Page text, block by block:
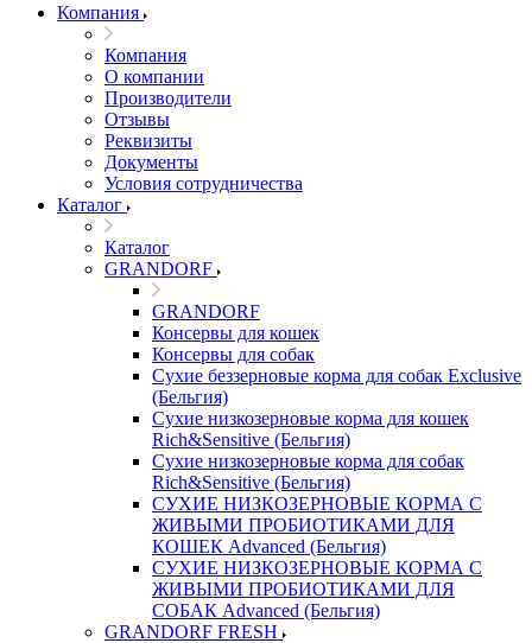
Компания
Компания
О компании
Производители
Отзывы
Реквизиты
Документы
Условия сотрудничества
Каталог
Каталог
GRANDORF
GRANDORF
Консервы для кошек
Консервы для собак
Сухие беззерновые корма для собак Exclusive
(Бельгия)
Сухие низкозерновые корма для кошек
Rich&Sensitive (Бельгия)
Сухие низкозерновые корма для собак
Rich&Sensitive (Бельгия)
СУХИЕ НИЗКОЗЕРНОВЫЕ КОРМА С
ЖИВЫМИ ПРОБИОТИКАМИ ДЛЯ
КОШЕК Advanced (Бельгия)
СУХИЕ НИЗКОЗЕРНОВЫЕ КОРМА С
ЖИВЫМИ ПРОБИОТИКАМИ ДЛЯ
СОБАК Advanced (Бельгия)
GRANDORF FRESH